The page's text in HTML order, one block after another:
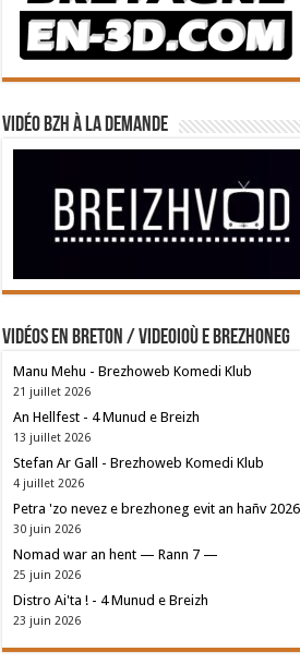
Vidéo BZH à la demande
Vidéos en breton / Videoioù e brezhoneg
Manu Mehu - Brezhoweb Komedi Klub
21 juillet 2026
An Hellfest - 4 Munud e Breizh
13 juillet 2026
Stefan Ar Gall - Brezhoweb Komedi Klub
4 juillet 2026
Petra 'zo nevez e brezhoneg evit an hañv
30 juin 2026
Nomad war an hent — Rann 7 —
25 juin 2026
Distro Ai'ta ! - 4 Munud e Breizh
23 juin 2026